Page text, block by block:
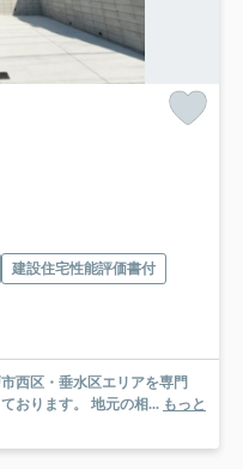
建設住宅性能評価書付
西区・垂水区エリアを専門
おります。 地元の相... もっと